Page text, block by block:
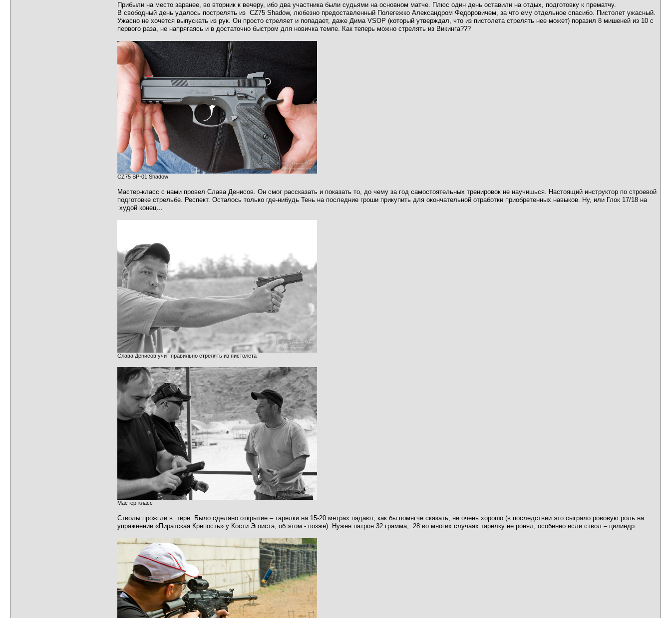
Прибыли на место заранее, во вторник к вечеру, ибо два участника были судьями на основном матче. Плюс один день оставили на отдых, подготовку к прематчу.
В свободный день удалось пострелять из CZ75 Shadow, любезно предоставленный Полегежко Александром Федоровичем, за что ему отдельное спасибо. Пистолет ужасный.
Ужасно не хочется выпускать из рук. Он просто стреляет и попадает, даже Дима VSOP (который утверждал, что из пистолета стрелять нее может) поразил 8 мишеней из 10 с
первого раза, не напрягаясь и в достаточно быстром для новичка темпе. Как теперь можно стрелять из Викинга???
CZ75 SP-01 Shadow
Мастер-класс с нами провел Слава Денисов. Он смог рассказать и показать то, до чему за год самостоятельных тренировок не научишься. Настоящий инструктор по строевой
подготовке стрельбе. Респект. Осталось только где-нибудь Тень на последние гроши прикупить для окончательной отработки приобретенных навыков. Ну, или Глок 17/18 на
худой конец…
Слава Денисов учит правильно стрелять из пистолета
Мастер-класс
Стволы прожгли в тире. Было сделано открытие – тарелки на 15-20 метрах падают, как бы помягче сказать, не очень хорошо (в последствии это сыграло рововую роль на
упражнении «Пиратская Крепость» у Кости Эгоиста, об этом - позже). Нужен патрон 32 грамма, 28 во многих случаях тарелку не ронял, особенно если ствол – цилиндр.